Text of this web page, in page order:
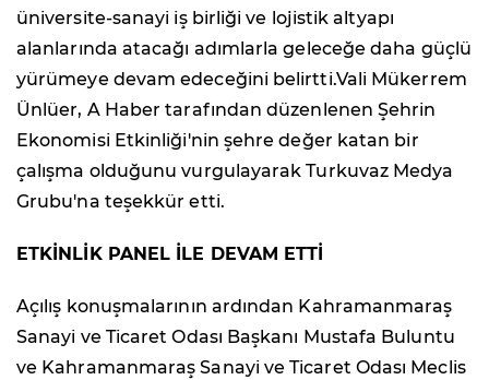
üniversite-sanayi iş birliği ve lojistik altyapı
alanlarında atacağı adımlarla geleceğe daha güçlü
yürümeye devam edeceğini belirtti.Vali Mükerrem
Ünlüer, A Haber tarafından düzenlenen Şehrin
Ekonomisi Etkinliği'nin şehre değer katan bir
çalışma olduğunu vurgulayarak Turkuvaz Medya
Grubu'na teşekkür etti.
ETKİNLİK PANEL İLE DEVAM ETTİ
Açılış konuşmalarının ardından Kahramanmaraş
Sanayi ve Ticaret Odası Başkanı Mustafa Buluntu
ve Kahramanmaraş Sanayi ve Ticaret Odası Meclis